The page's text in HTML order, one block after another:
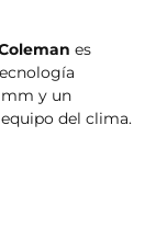
es
y un
del clima.